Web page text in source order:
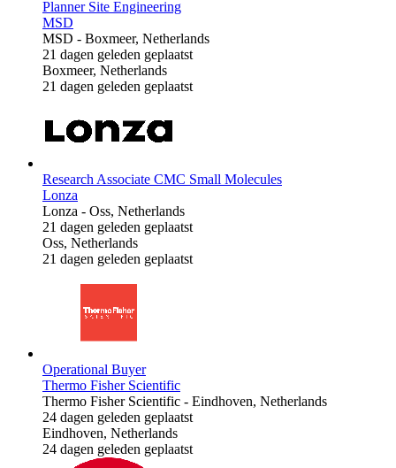
Planner Site Engineering
MSD
MSD - Boxmeer, Netherlands
21 dagen geleden geplaatst
Boxmeer, Netherlands
21 dagen geleden geplaatst
Research Associate CMC Small Molecules
Lonza
Lonza - Oss, Netherlands
21 dagen geleden geplaatst
Oss, Netherlands
21 dagen geleden geplaatst
Operational Buyer
Thermo Fisher Scientific
Thermo Fisher Scientific - Eindhoven, Netherlands
24 dagen geleden geplaatst
Eindhoven, Netherlands
24 dagen geleden geplaatst